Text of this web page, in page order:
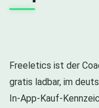
Freeletics ist der
gratis ladbar, im
In-App-Kauf-